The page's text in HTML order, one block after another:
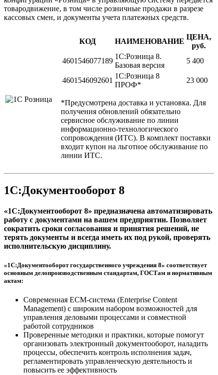
товародвижение, в том числе розничные продажи в разрезе
кассовых смен, и документы учета платежных средств.
КОД НАИМЕНОВАНИЕ
ЦЕНА,
руб.
4601546077189
1С:Розница 8.
Базовая версия
5 400
4601546092601
1С:Розница 8
ПРОФ*
23 000
*Предусмотрена доставка и установка. Для
получения обновлений обязательно
сервисное обслуживание по линии
информационно-технологического
сопровождения (ИТС). В комплект поставки
входит купон на льготное обслуживание по
линии ИТС.
1С:Документооборот 8
«1С:Документооборот 8» предназначена автоматизировать
работу с документами на вашем предприятии. Позволяет
сократить сроки согласования и принятия решений, не
терять документы и всегда иметь их под рукой, проверять
исполнительскую дисциплину.
«1С:Документооборот государственного учреждения 8» соответствует
основным делопроизводственным стандартам, ГОСТам и нормативным
актам:
Cовременная ECM-система (Enterprise Content
Management) с широким набором возможностей для
управления деловыми процессами и совместной
работой сотрудников
Проверенные методики и практики, которые помогут
организовать электронный документооборот, наладить
процессы, обеспечить контроль исполнения задач,
регламентировать управленческую деятельность и
повысить ее эффективность